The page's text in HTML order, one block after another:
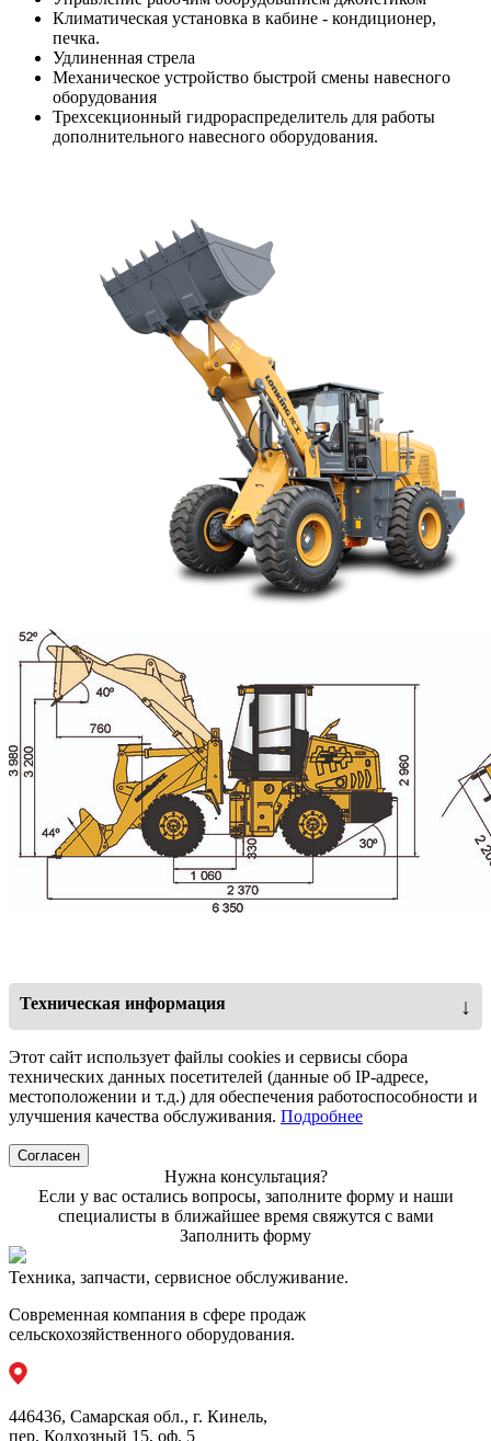
Климатическая установка в кабине - кондиционер,
печка.
Удлиненная стрела
Механическое устройство быстрой смены навесного
оборудования
Трехсекционный гидрораспределитель для работы
дополнительного навесного оборудования.
Техническая информация ↓
Характеристика
Значение
Номинальная грузоподъемность
2000 кг
Номинальная грузоподъемность
Объем стандартного ковша
Эксплуатационный вес
6380 кг
Мощность двигателя
Ширина ковша
Максимальное усилие отрыва
Этот сайт использует файлы cookies и сервисы сбора
технических данных посетителей (данные об IP-адресе,
местоположении и т.д.) для обеспечения работоспособности и
улучшения качества обслуживания. Подробнее
Согласен
Нужна консультация?
Если у вас остались вопросы, заполните форму и наши
специалисты в ближайшее время свяжутся с вами
Заполнить форму
Техника, запчасти, сервисное обслуживание.
Современная компания в сфере продаж
сельскохозяйственного оборудования.
446436, Самарская обл., г. Кинель,
пер. Колхозный 15, оф. 5